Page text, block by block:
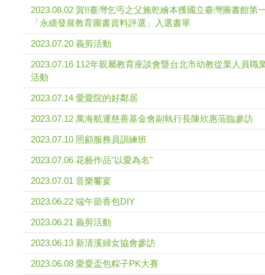
2023.08.02 賀!!臺灣乞丐之父施乾繪本獲國立臺灣圖書館第
「永續發展教育圖書資料評選」入選書單
2023.07.20 義剪活動
2023.07.16 112年親屬教育座談會暨台北市幼教從業人員職
活動
2023.07.14 愛愛院的好鄰居
2023.07.12 萬海航運慈善基金會副執行長陳欣惠蒞臨參訪
2023.07.10 照顧服務員訓練班
2023.07.06 花藝作品"以愛為名"
2023.07.01 音樂饗宴
2023.06.22 端午節香包DIY
2023.06.21 義剪活動
2023.06.13 新清溪婦女協會參訪
2023.06.08 愛愛盃包粽子PK大賽